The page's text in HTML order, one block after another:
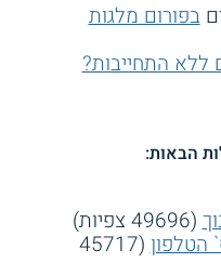
בפורום מלגות
ללא התחייבות?
הבאות:
(49696 צפיות)
הטלפון (45717